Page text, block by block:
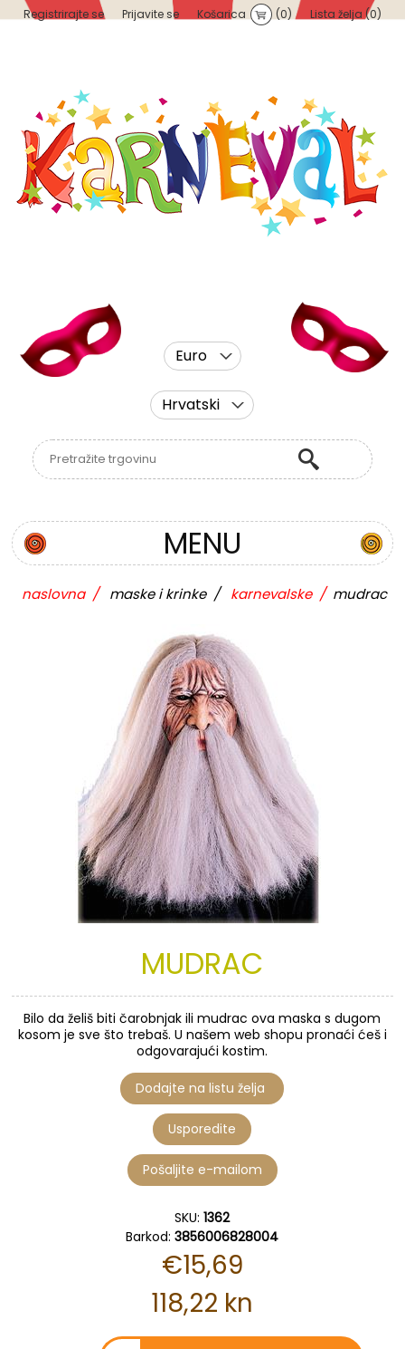
Registrirajte se Prijavite se Košarica (0) Lista želja (0)
Euro
Hrvatski
MENU
naslovna / maske i krinke / karnevalske / mudrac
MUDRAC
Bilo da želiš biti čarobnjak ili mudrac ova maska s dugom
kosom je sve što trebaš. U našem web shopu pronaći ćeš i
odgovarajući kostim.
SKU: 1362
Barkod: 3856006828004
€15,69
118,22 kn